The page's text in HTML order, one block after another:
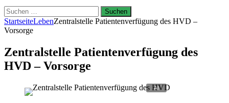
Suchen
nach:
StartseiteLebenZentralstelle Patientenverfügung des HVD –
Vorsorge
Zentralstelle Patientenverfügung des
HVD – Vorsorge